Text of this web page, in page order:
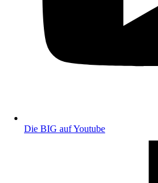
Die BIG auf Youtube